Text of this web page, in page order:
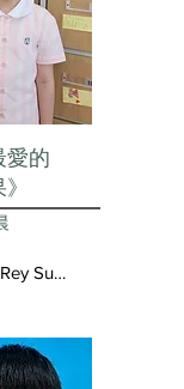
愛的
Sun Vivienne